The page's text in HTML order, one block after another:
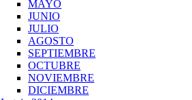
MAYO
JUNIO
JULIO
AGOSTO
SEPTIEMBRE
OCTUBRE
NOVIEMBRE
DICIEMBRE